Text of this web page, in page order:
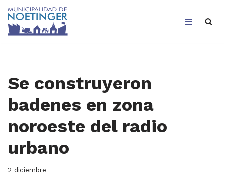
Saltar
Se construyeron
badenes en zona
noroeste del radio
urbano
2 diciembre